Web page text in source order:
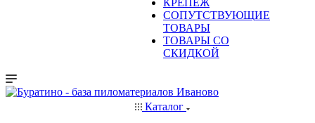
КРЕПЁЖ
СОПУТСТВУЮЩИЕ
ТОВАРЫ
ТОВАРЫ СО
СКИДКОЙ
Каталог